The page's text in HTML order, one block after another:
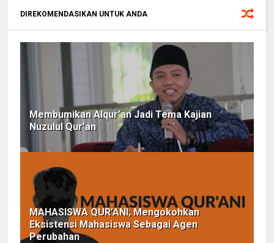
DIREKOMENDASIKAN UNTUK ANDA
Membumikan Alqur’an Jadi Tema Kajian
Nuzulul Qur’an
MAHASISWA QUR’ANI; Mengokohkan
Eksistensi Mahasiswa Sebagai Agen
Perubahan